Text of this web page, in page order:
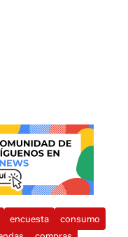
encuesta
consumo